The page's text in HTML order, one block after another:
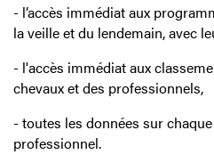
- l’accès immédiat aux
la veille et du lendemain, avec
- l'accès immédiat aux
chevaux et des professionnels,
- toutes les données sur
professionnel.